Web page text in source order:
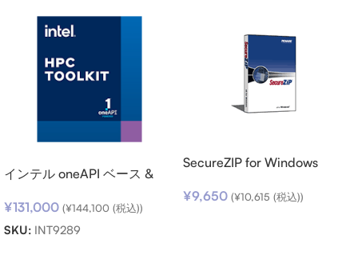
インテル oneAPI ベース &
ノード) SSR (期限内更新用)
¥131,000 (¥144,100 (税込))
SKU: INT9289
SecureZIP for Windows
ンロード
¥9,650 (¥10,615 (税込))